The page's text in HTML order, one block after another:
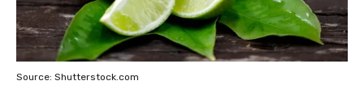
Source: Shutterstock.com